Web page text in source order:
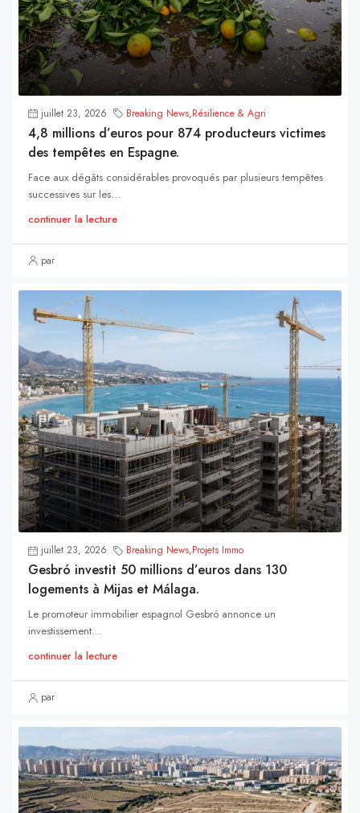
juillet 23, 2026 Breaking News,Résilience & Agri
4,8 millions d’euros pour 874 producteurs victimes
des tempêtes en Espagne.
Face aux dégâts considérables provoqués par plusieurs tempêtes
successives sur les...
continuer la lecture
par
juillet 23, 2026 Breaking News,Projets Immo
Gesbró investit 50 millions d’euros dans 130
logements à Mijas et Málaga.
Le promoteur immobilier espagnol Gesbró annonce un
investissement...
continuer la lecture
par